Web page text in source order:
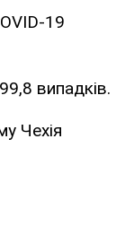
19
випадків.
Чехія